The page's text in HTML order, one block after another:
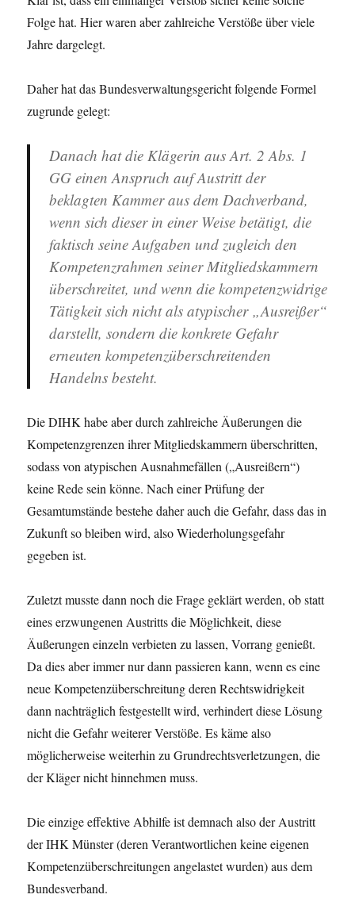
Folge hat. Hier waren aber zahlreiche Verstöße über viele
Jahre dargelegt.
Daher hat das Bundesverwaltungsgericht folgende Formel
zugrunde gelegt:
Danach hat die Klägerin aus Art. 2 Abs. 1
GG einen Anspruch auf Austritt der
beklagten Kammer aus dem Dachverband,
wenn sich dieser in einer Weise betätigt, die
faktisch seine Aufgaben und zugleich den
Kompetenzrahmen seiner Mitgliedskammern
überschreitet, und wenn die kompetenzwidrige
Tätigkeit sich nicht als atypischer „Ausreißer“
darstellt, sondern die konkrete Gefahr
erneuten kompetenzüberschreitenden
Handelns besteht.
Die DIHK habe aber durch zahlreiche Äußerungen die
Kompetenzgrenzen ihrer Mitgliedskammern überschritten,
sodass von atypischen Ausnahmefällen („Ausreißern“)
keine Rede sein könne. Nach einer Prüfung der
Gesamtumstände bestehe daher auch die Gefahr, dass das in
Zukunft so bleiben wird, also Wiederholungsgefahr
gegeben ist.
Zuletzt musste dann noch die Frage geklärt werden, ob statt
eines erzwungenen Austritts die Möglichkeit, diese
Äußerungen einzeln verbieten zu lassen, Vorrang genießt.
Da dies aber immer nur dann passieren kann, wenn es eine
neue Kompetenzüberschreitung deren Rechtswidrigkeit
dann nachträglich festgestellt wird, verhindert diese Lösung
nicht die Gefahr weiterer Verstöße. Es käme also
möglicherweise weiterhin zu Grundrechtsverletzungen, die
der Kläger nicht hinnehmen muss.
Die einzige effektive Abhilfe ist demnach also der Austritt
der IHK Münster (deren Verantwortlichen keine eigenen
Kompetenzüberschreitungen angelastet wurden) aus dem
Bundesverband.